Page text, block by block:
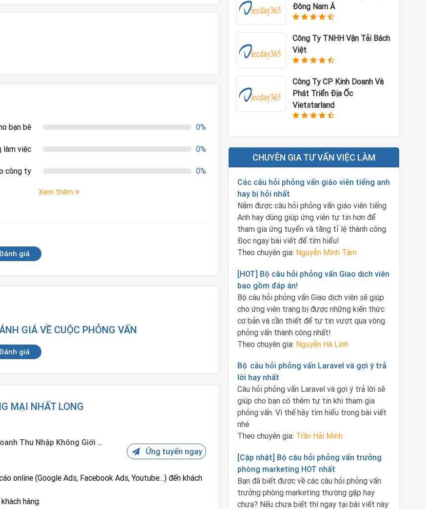
bạn bè 0%
làm việc 0%
công ty 0%
Xem thêm
giá
GIÁ VỀ CUỘC PHỎNG VẤN
giá
MẠI NHẤT LONG
UpAds Tuyển Dụng Nhân Viên Kinh Doanh Thu Nhập Không Giới Hạn
Ứng tuyển ngay
hàng.
Đông Nam Á
Công Ty TNHH Vận Tải Bách
Việt
Công Ty CP Kinh Doanh Và
Phát Triển Địa Ốc
Vietstarland
CHUYÊN GIA TƯ VẤN VIỆC LÀM
Các câu hỏi phỏng vấn giáo viên tiếng anh
hay bị hỏi nhất
Nắm được câu hỏi phỏng vấn giáo viên tiếng
Anh hay dùng giúp ứng viên tự tin hơn để
tham gia ứng tuyển và tăng tỉ lệ thành công.
Đọc ngay bài viết để tìm hiểu!
Theo chuyên gia: Nguyễn Minh Tâm
[HOT] Bộ câu hỏi phỏng vấn Giao dịch viên
bao gồm đáp án!
Bộ câu hỏi phỏng vấn Giao dịch viên sẽ giúp
cho ứng viên trang bị được những kiến thức
cơ bản và cần thiết để tự tin vượt qua vòng
phỏng vấn thành công nhất!
Theo chuyên gia: Nguyễn Hà Linh
Bộ câu hỏi phỏng vấn Laravel và gợi ý trả
lời hay nhất
Câu hỏi phỏng vấn Laravel và gợi ý trả lời sẽ
giúp cho bạn có thêm tự tin khi tham gia
phỏng vấn. Vì thế hãy tìm hiểu trong bài viết
nhé
Theo chuyên gia: Trần Hải Minh
[Cập nhật] Bộ câu hỏi phỏng vấn trưởng
phòng marketing HOT nhất
Bạn đã biết được về các câu hỏi phỏng vấn
trưởng phòng marketing thường gặp hay
chưa? Nếu chưa biết thì ngay tại bài viết này